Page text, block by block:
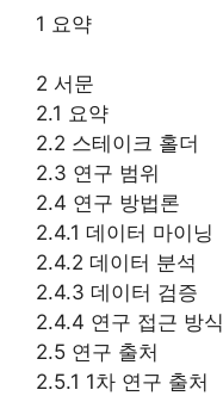
1 요약
2 서문
2.1 요약
2.2 스테이크 홀더
2.3 연구 범위
2.4 연구 방법론
2.4.1 데이터 마이닝
2.4.2 데이터 분석
2.4.3 데이터 검증
2.4.4 연구 접근 방식
2.5 연구 출처
2.5.1 1차 연구 출처